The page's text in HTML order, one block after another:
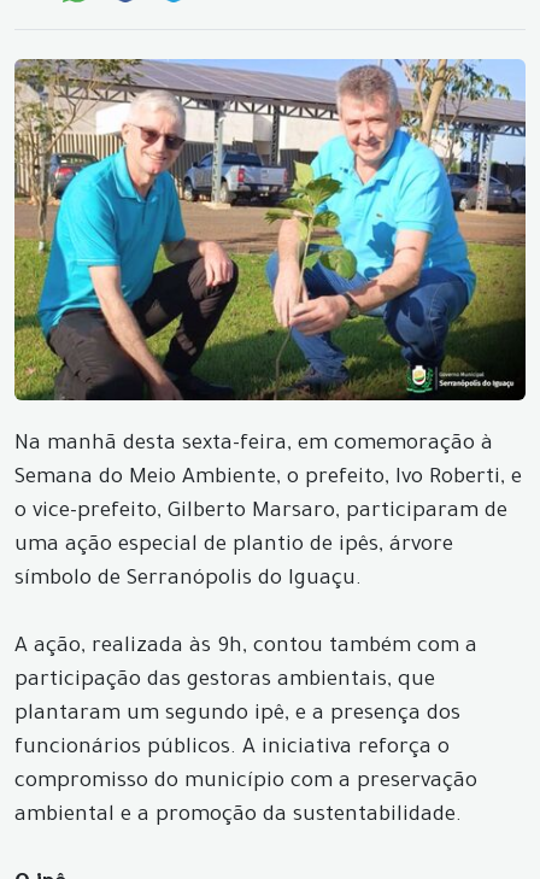
Na manhã desta sexta-feira, em comemoração à
Semana do Meio Ambiente, o prefeito, Ivo Roberti, e
o vice-prefeito, Gilberto Marsaro, participaram de
uma ação especial de plantio de ipês, árvore
símbolo de Serranópolis do Iguaçu.
A ação, realizada às 9h, contou também com a
participação das gestoras ambientais, que
plantaram um segundo ipê, e a presença dos
funcionários públicos. A iniciativa reforça o
compromisso do município com a preservação
ambiental e a promoção da sustentabilidade.